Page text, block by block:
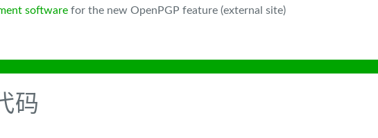
software for the new OpenPGP feature (external site)
码